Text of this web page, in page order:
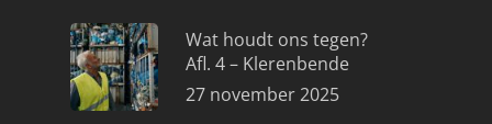
Wat houdt ons tegen?
Afl. 4 – Klerenbende
27 november 2025